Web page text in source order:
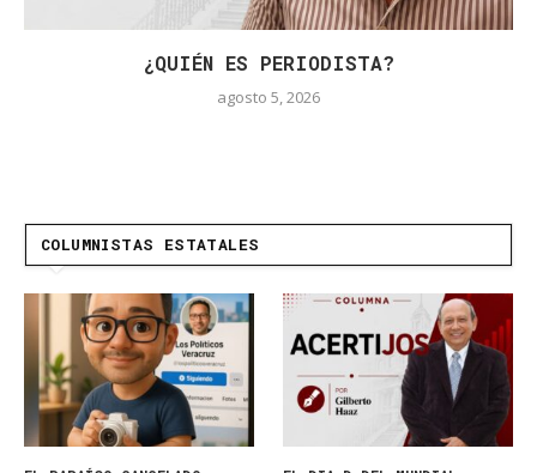
¿QUIÉN ES PERIODISTA?
agosto 5, 2026
COLUMNISTAS ESTATALES